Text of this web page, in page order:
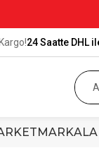
24 Saatte DHL